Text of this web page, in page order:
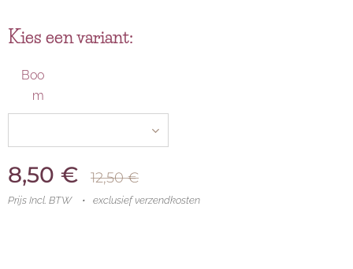
Kies een variant:
Boo
m
8,50 € 12,50€
Prijs Incl. BTW exclusief verzendkosten